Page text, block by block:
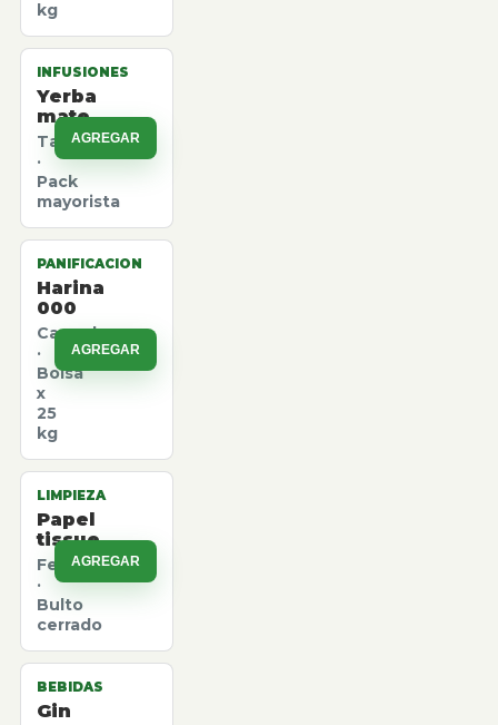
kg
INFUSIONES
Yerba
mate
Taragui
·
Pack
mayorista
AGREGAR
PANIFICACION
Harina
000
Canuelas
·
Bolsa
x
25
kg
AGREGAR
LIMPIEZA
Papel
tissue
Felpita
·
Bulto
cerrado
AGREGAR
BEBIDAS
Gin